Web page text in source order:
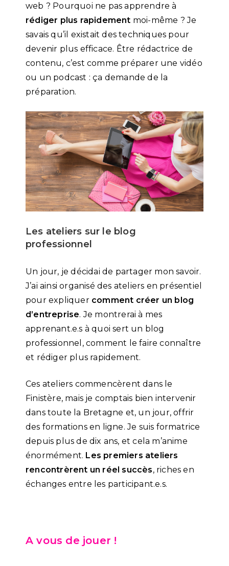
web ? Pourquoi ne pas apprendre à
rédiger plus rapidement moi-même ? Je
savais qu’il existait des techniques pour
devenir plus efficace. Être rédactrice de
contenu, c’est comme préparer une vidéo
ou un podcast : ça demande de la
préparation.
Les ateliers sur le blog
professionnel
Un jour, je décidai de partager mon savoir.
J’ai ainsi organisé des ateliers en présentiel
pour expliquer comment créer un blog
d’entreprise. Je montrerai à mes
apprenant.e.s à quoi sert un blog
professionnel, comment le faire connaître
et rédiger plus rapidement.
Ces ateliers commencèrent dans le
Finistère, mais je comptais bien intervenir
dans toute la Bretagne et, un jour, offrir
des formations en ligne. Je suis formatrice
depuis plus de dix ans, et cela m’anime
énormément. Les premiers ateliers
rencontrèrent un réel succès, riches en
échanges entre les participant.e.s.
A vous de jouer !